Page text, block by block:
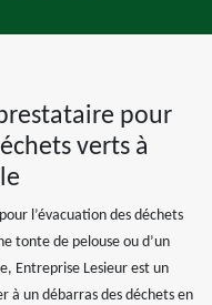
pour
verts à
l’évacuation des déchets
tonte de pelouse ou d’un
Entreprise Lesieur est un
à un débarras des déchets en